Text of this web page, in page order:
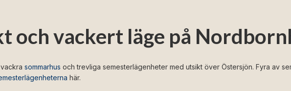
och vackert läge på
sommarhus och trevliga semesterlägenheter med utsikt över Östersjön. Fyra av
här.